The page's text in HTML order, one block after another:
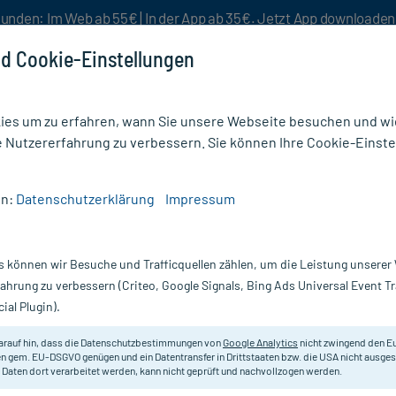
Im Web ab 55€ | In der App ab 35€. Jetzt App downloaden
schädlich? – Alle wichtigen Infos
geprüft - Lesezeit: 4 Minuten
, Pharmazieökonomin
Cookie-Einstellungen
um zu erfahren, wann Sie unsere Webseite besuchen und
Nutzererfahrung zu verbessern. Sie können Ihre Cookie-
Datenschutzerklärung Impressum
können wir Besuche und Trafficquellen zählen, um die Leistung unserer
zu verbessern (Criteo, Google Signals, Bing Ads Universal Event
Plugin).
hin, dass die Datenschutzbestimmungen vonGoogle Analytics nicht zwingend den
gem. EU-DSGVO genügen und ein Datentransfer in Drittstaaten bzw. die USA nicht
Daten dort verarbeitet werden, kann nicht geprüft und nachvollzogen werden.